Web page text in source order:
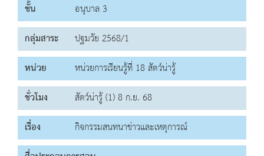
ชั้น
อนุบาล 3
กลุ่มสาระ
ปฐมวัย 2568/1
หน่วย
หน่วยการเรียนรู้ที่ 18 สัตว์น่ารู้
ชั่วโมง
สัตว์น่ารู้ (1) 8 ก.ย. 68
เรื่อง
กิจกรรมสนทนาข่าวและเหตุการณ์